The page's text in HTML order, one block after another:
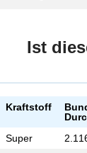
Ist
Kraftstoff
Super